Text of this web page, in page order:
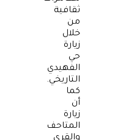
ثقافية
من
خلال
زيارة
حي
الفهيدي
التاريخي.
كما
أن
زيارة
المتاحف